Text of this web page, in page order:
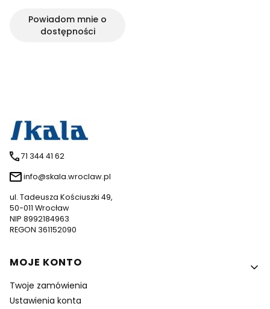
Powiadom mnie o
dostępności
71 344 41 62
info@skala.wroclaw.pl
ul. Tadeusza Kościuszki 49,
50-011 Wrocław
NIP 8992184963
REGON 361152090
Linki w stopce
MOJE KONTO
Twoje zamówienia
Ustawienia konta